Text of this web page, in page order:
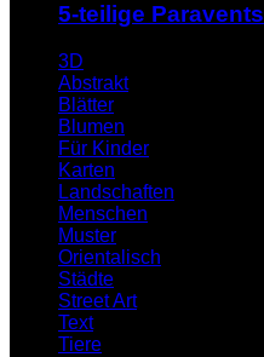
5-teilige Paravents
3D
Abstrakt
Blätter
Blumen
Für Kinder
Karten
Landschaften
Menschen
Muster
Orientalisch
Städte
Street Art
Text
Tiere